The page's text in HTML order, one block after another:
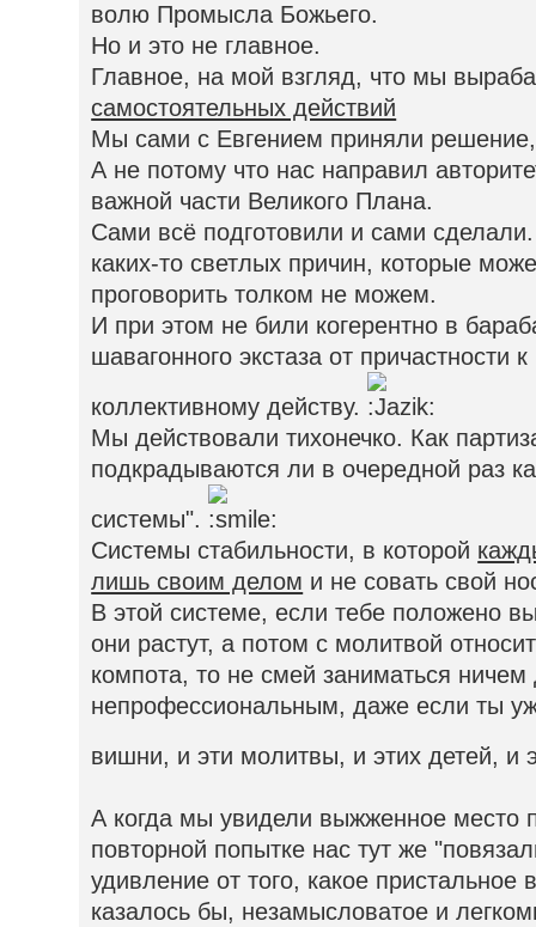
волю Промысла Божьего.
Но и это не главное.
Главное, на мой взгляд, что мы
самостоятельных действий
Мы сами с Евгением приняли решение,
А не потому что нас направил
важной части Великого Плана.
Сами всё подготовили и сами
каких-то светлых причин, которые
проговорить толком не можем.
И при этом не били когерентно в
шавагонного экстаза от причастности
коллективному действу.
Мы действовали тихонечко. Как
подкрадываются ли в очередной раз
системы".
Системы стабильности, в которой
лишь своим делом и не совать свой
В этой системе, если тебе положено
они растут, а потом с молитвой
компота, то не смей заниматься
непрофессиональным, даже если ты
вишни, и эти молитвы, и этих детей, и
А когда мы увидели выжженное место
повторной попытке нас тут же
удивление от того, какое
казалось бы, незамысловатое и